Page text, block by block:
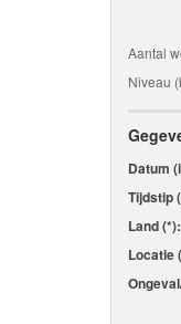
Aantal
Niveau
Datum
Tijdstip
Land (*):
Locatie